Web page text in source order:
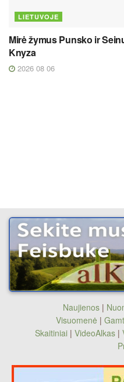
LIETUVOJE
Mirė žymus Punsko ir
Knyza
2026 08 06
Naujienos|
Visuomenė |
Skaitiniai | VideoAlkas |